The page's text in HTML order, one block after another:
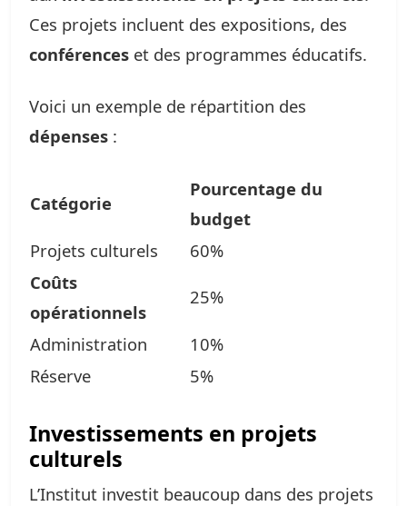
Ces projets incluent des expositions, des
conférences et des programmes éducatifs.
Voici un exemple de répartition des
dépenses :
Catégorie
Pourcentage du
budget
Projets culturels
60%
Coûts
opérationnels
25%
Administration
10%
Réserve
5%
Investissements en projets
culturels
L’Institut investit beaucoup dans des projets